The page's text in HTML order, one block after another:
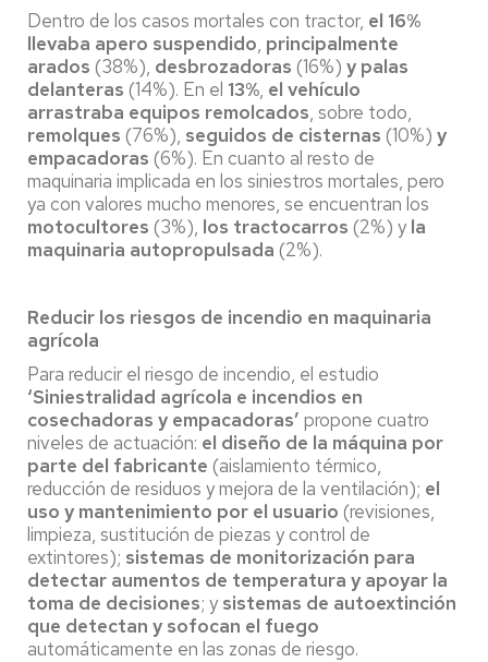
Dentro de los casos mortales con tractor, el 16%
llevaba apero suspendido, principalmente
arados (38%), desbrozadoras (16%) y palas
delanteras (14%). En el 13%, el vehículo
arrastraba equipos remolcados, sobre todo,
remolques (76%), seguidos de cisternas (10%) y
empacadoras (6%). En cuanto al resto de
maquinaria implicada en los siniestros mortales, pero
ya con valores mucho menores, se encuentran los
motocultores (3%), los tractocarros (2%) y la
maquinaria autopropulsada (2%).
Reducir los riesgos de incendio en maquinaria
agrícola
Para reducir el riesgo de incendio, el estudio
‘Siniestralidad agrícola e incendios en
cosechadoras y empacadoras’ propone cuatro
niveles de actuación: el diseño de la máquina por
parte del fabricante (aislamiento térmico,
reducción de residuos y mejora de la ventilación); el
uso y mantenimiento por el usuario (revisiones,
limpieza, sustitución de piezas y control de
extintores); sistemas de monitorización para
detectar aumentos de temperatura y apoyar la
toma de decisiones; y sistemas de autoextinción
que detectan y sofocan el fuego
automáticamente en las zonas de riesgo.